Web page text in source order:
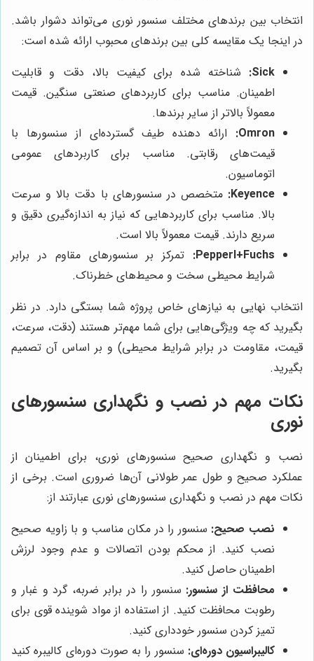
انتخاب بین برندهای مختلف سنسور نوری می‌تواند دشوار باشد.
در اینجا یک مقایسه کلی بین برندهای محبوب ارائه شده است:
Sick:
شناخته شده برای کیفیت بالا، دقت و قابلیت
اطمینان. مناسب برای کاربردهای صنعتی سنگین. قیمت
معمولاً بالاتر از سایر برندها.
Omron:
ارائه دهنده طیف گسترده‌ای از سنسورها با
قیمت‌های رقابتی. مناسب برای کاربردهای عمومی
اتوماسیون.
Keyence: متخصص در سنسورهای با دقت بالا و سرعت
بالا. مناسب برای کاربردهایی که نیاز به اندازه‌گیری دقیق و
سریع دارند. قیمت معمولاً بالا است.
Pepperl+Fuchs:
تمرکز بر سنسورهای مقاوم در برابر
شرایط محیطی سخت و محیط‌های خطرناک.
انتخاب نهایی به نیازهای خاص پروژه شما بستگی دارد. در نظر
بگیرید که چه ویژگی‌هایی برای شما مهم‌تر هستند (دقت، سرعت،
قیمت، مقاومت در برابر شرایط محیطی) و بر اساس آن تصمیم
بگیرید.
نکات مهم در نصب و نگهداری سنسورهای
نوری
نصب و نگهداری صحیح سنسورهای نوری، برای اطمینان از
عملکرد صحیح و طول عمر طولانی آن‌ها ضروری است. برخی از
نکات مهم در نصب و نگهداری سنسورهای نوری عبارتند از:
نصب صحیح: سنسور را در مکان مناسب و با زاویه صحیح
نصب کنید. از محکم بودن اتصالات و عدم وجود لرزش
اطمینان حاصل کنید.
محافظت از سنسور: سنسور را در برابر ضربه، گرد و غبار و
رطوبت محافظت کنید. از استفاده از مواد شوینده قوی برای
تمیز کردن سنسور خودداری کنید.
کالیبراسیون دوره‌ای: سنسور را به صورت دوره‌ای کالیبره کنید